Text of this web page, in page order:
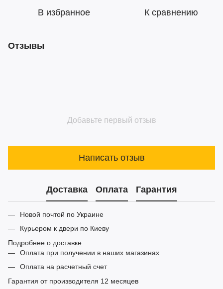
В избранное К сравнению
Отзывы
Добавьте первый отзыв
Написать отзыв
Доставка Оплата Гарантия
Новой почтой по Украине
Курьером к двери по Киеву
Подробнее о доставке
Оплата при получении в наших магазинах
Оплата на расчетный счет
Гарантия от производителя 12 месяцев